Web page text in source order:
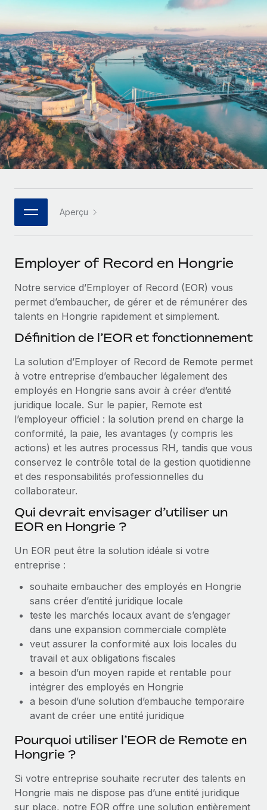
Intégrez et gérez vos freelances partout dans le monde
PEO
Sous-traitez les opérations complexes liées à l’emploi
INFRASTRUCTURE
Intégration Remote
Intégrez vos RH aux flux de travail en toute simplicité
Plateforme
Connecter
Nouveau
Connectez n'importe quel outil d’IA à Remote grâce à
notre MCP
Intégrations
SERVICES
Demandez aux experts
l’international et la conformité
Contrôles d’antécédents
Simplifiez vos processus de présélection des
candidats
Remote Watchtower
Gardez un temps d’avance sur les risques en
matière de conformité
Achetez et suivez vos équipements informatiques
dans le monde entier
Création d’entité
Établissez des entités rapidement et en toute
conformité
Mobilité et déménagement international
Organisez facilement le déménagement de vos
employés
Avantages sociaux
Gérez facilement les avantages sociaux
Comparer Remote
CROISSANCE
Start-ups
Des solutions agiles et internationales pour les RH et la
paie des entreprises en pleine croissance
Entreprises intermédiaires
Développez vos équipes avec des solutions RH sur
mesure
Entreprise
Les RH à l’international pour les grandes entreprises
Partenaires stratégiques de la tech
Devenir partenaire
Explorez avec nous vos opportunités de partenariat
Remote Build
Bientôt disponible
l’IA
ÉTUDES DE CAS
Calculateur de paiement des freelances
Découvrez les devises disponibles et les vitesses de
paiement pour vos freelances internationaux
APPRENDRE AVEC REMOTE
Recherche et guides
Études de cas
Checklists et modèles
Descriptions de postes
Événements
Salle de presse
Données sur les salaires et les talents
Centre de ressources
Obtenir de l’aide
Voir toutes les ressources
BLOG
Paie multipays
EOR et PEO
Taxes
Explorer le blog
BLOG
Mises à jour des produits de Remote :
Intégrations Gusto et Xero et Gestion des
freelances Plus
Remote a toujours pour mission d'aider les entreprises de
toute taille à embaucher, gérer et payer...
En savoir plus
Comment Phiture gère ses 55 employés
répartis dans 19 pays grâce à Remote
croissance mobile internationale, encourage les...
Français
Deutsch
Español
Italiano
Português (Portugal)
日本語
한국어
Aperçu
Employer of Record en Hongrie
Notre service d’Employer of Record (EOR) vous
permet d’embaucher, de gérer et de rémunérer des
talents en Hongrie rapidement et simplement.
Définition de l’EOR et fonctionnement
La solution d’Employer of Record de Remote permet
à votre entreprise d’embaucher légalement des
employés en Hongrie sans avoir à créer d’entité
juridique locale. Sur le papier, Remote est
l’employeur officiel : la solution prend en charge la
conformité, la paie, les avantages (y compris les
actions) et les autres processus RH, tandis que vous
conservez le contrôle total de la gestion quotidienne
et des responsabilités professionnelles du
collaborateur.
Qui devrait envisager d’utiliser un
EOR en Hongrie ?
Un EOR peut être la solution idéale si votre
entreprise :
souhaite embaucher des employés en Hongrie
sans créer d’entité juridique locale
teste les marchés locaux avant de s’engager
dans une expansion commerciale complète
veut assurer la conformité aux lois locales du
travail et aux obligations fiscales
a besoin d’un moyen rapide et rentable pour
intégrer des employés en Hongrie
a besoin d’une solution d’embauche temporaire
avant de créer une entité juridique
Pourquoi utiliser l’EOR de Remote en
Hongrie ?
Si votre entreprise souhaite recruter des talents en
Hongrie mais ne dispose pas d’une entité juridique
sur place, notre EOR offre une solution entièrement